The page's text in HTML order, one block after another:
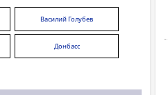
Василий Голубев
Донбасс